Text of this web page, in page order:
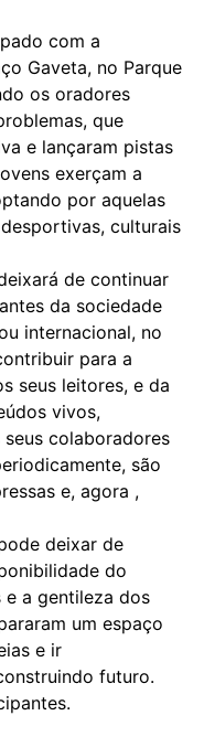
com a
Gaveta, no Parque
os oradores
que
e lançaram pistas
exerçam a
por aquelas
culturais
de continuar
da sociedade
internacional, no
para a
seus leitores, e da
vivos,
colaboradores
são
e, agora ,
deixar de
do
a gentileza dos
um espaço
e ir
futuro.